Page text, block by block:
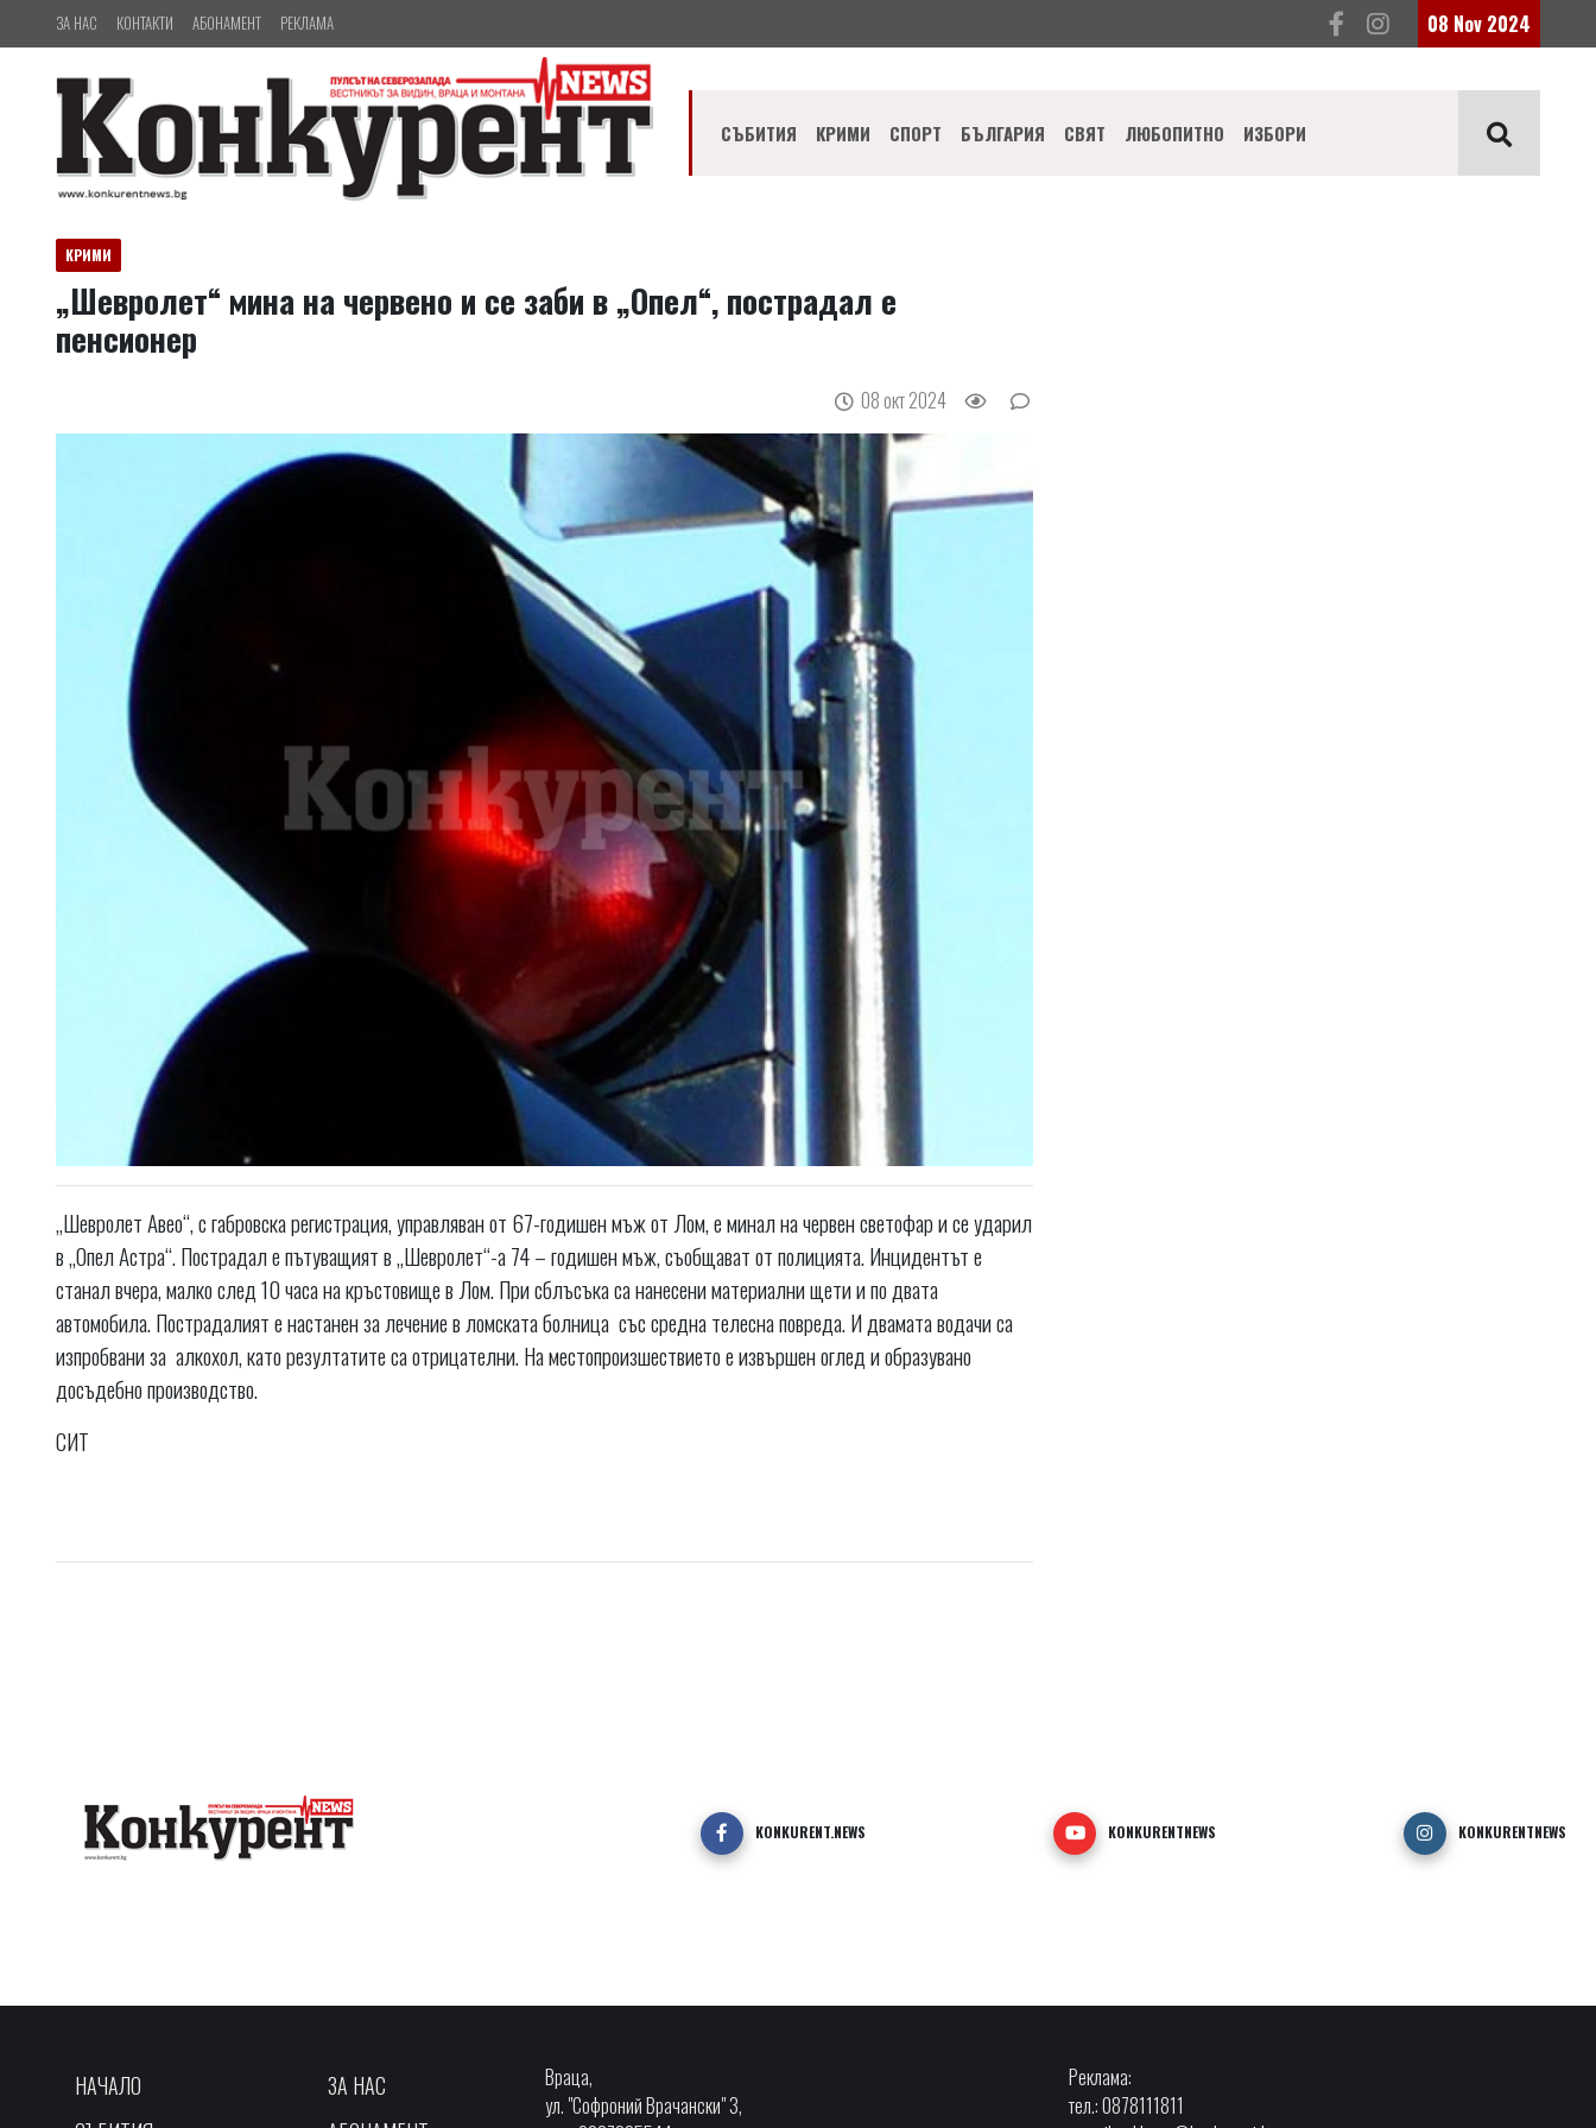
ЗА НАС КОНТАКТИ АБОНАМЕНТ РЕКЛАМА 08 Nov 2024
СЪБИТИЯ КРИМИ СПОРТ БЪЛГАРИЯ СВЯТ ЛЮБОПИТНО ИЗБОРИ
КРИМИ
„Шевролет“ мина на червено и се заби в „Опел“, пострадал е
пенсионер
08 окт 2024
„Шевролет Авео“, с габровска регистрация, управляван от 67-годишен мъж от Лом, е минал на червен светофар и се ударил
в „Опел Астра“. Пострадал е пътуващият в „Шевролет“-а 74 – годишен мъж, съобщават от полицията. Инцидентът е
станал вчера, малко след 10 часа на кръстовище в Лом. При сблъсъка са нанесени материални щети и по двата
автомобила. Пострадалият е настанен за лечение в ломската болница със средна телесна повреда. И двамата водачи са
изпробвани за алкохол, като резултатите са отрицателни. На местопроизшествието е извършен оглед и образувано
досъдебно производство.
СИТ
KONKURENT.NEWS KONKURENTNEWS KONKURENTNEWS
НАЧАЛО
ЗА НАС
Враца,
ул. "Софроний Врачански" 3,
Реклама:
тел.: 0878111811